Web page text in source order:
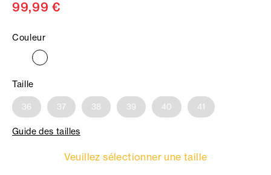
99,99 €
Couleur
Taille
36 37 38 39 40 41
Guide des tailles
Veuillez sélectionner une taille